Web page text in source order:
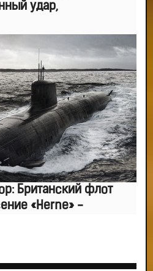
удар,
Британский флот
«Herne» -